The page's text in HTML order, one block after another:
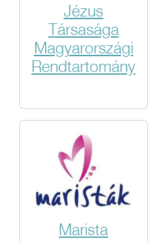
Jézus
Társasága
Magyarországi
Rendtartomány
Marista